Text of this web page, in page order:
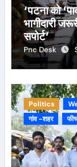
‘पटना को
भागीदारी
सपोर्ट’
Pnc Desk
Politics
गांव -शहर